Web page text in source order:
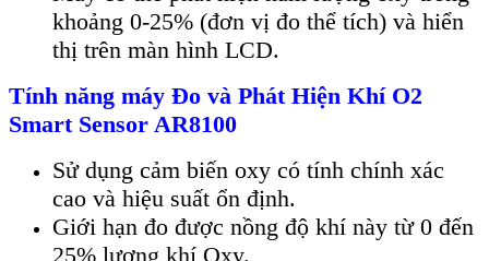
khoảng 0-25% (đơn vị đo thể tích) và hiển
thị trên màn hình LCD.
Tính năng máy Đo và Phát Hiện Khí O2
Smart Sensor AR8100
Sử dụng cảm biến oxy có tính chính xác
cao và hiệu suất ổn định.
Giới hạn đo được nồng độ khí này từ 0 đến
25% lượng khí Oxy.